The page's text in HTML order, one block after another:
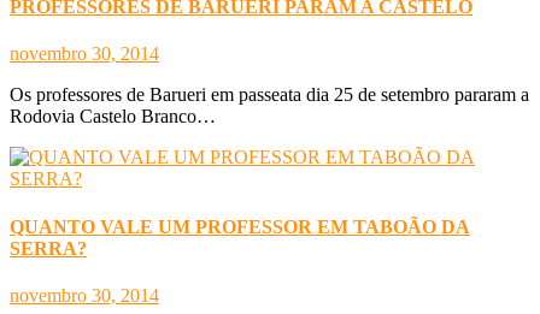
PROFESSORES DE BARUERI PARAM A CASTELO
novembro 30, 2014
Os professores de Barueri em passeata dia 25 de setembro pararam a
Rodovia Castelo Branco…
QUANTO VALE UM PROFESSOR EM TABOÃO DA
SERRA?
novembro 30, 2014